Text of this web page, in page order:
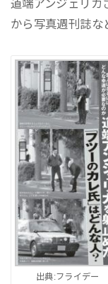
道端アンジェリカ
から写真週刊誌な
出典:フライデー